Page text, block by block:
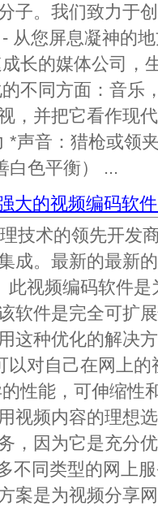
子。我们致力于
从您屏息凝神的
长的媒体公司，
不同方面：音乐
，并把它看作现
*声音：猎枪或领
白色平衡） ...
大的视频编码软
技术的领先开发
成。最新的最新
此视频编码软件
软件是完全可扩
这种优化的解决
以对自己在网上
性能，可伸缩性
视频内容的理想
，因为它是充分
不同类型的网上
案是为视频分享